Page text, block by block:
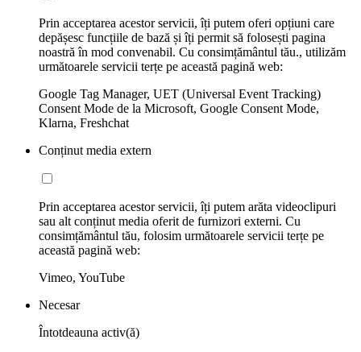
Prin acceptarea acestor servicii, îți putem oferi opțiuni care
depășesc funcțiile de bază și îți permit să folosești pagina
noastră în mod convenabil. Cu consimțământul tău., utilizăm
următoarele servicii terțe pe această pagină web:
Google Tag Manager, UET (Universal Event Tracking)
Consent Mode de la Microsoft, Google Consent Mode,
Klarna, Freshchat
Conținut media extern
Prin acceptarea acestor servicii, îți putem arăta videoclipuri
sau alt conținut media oferit de furnizori externi. Cu
consimțământul tău, folosim următoarele servicii terțe pe
această pagină web:
Vimeo, YouTube
Necesar
Întotdeauna activ(ă)